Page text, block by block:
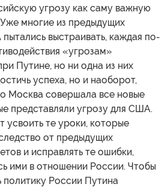
угрозу как саму важную
многие из предыдущих
выстраивать, каждая по-
«угрозам»
Путине, но ни одна из них
успеха, но и наоборот,
Москва совершала все новые
представляли угрозу для США.
усвоить те уроки, которые
от предыдущих
и исправлять те ошибки,
ими в отношении России. Чтобы
политику России Путина